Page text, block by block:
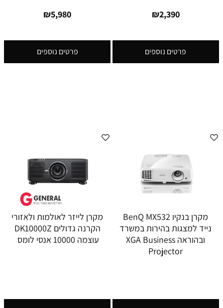
₪2,390
פרטים נוספים
₪5,980
פרטים נוספים
מקרן בנקיו BenQ MX532
נייד למצגות בהירות במשרד
ובהוראה XGA Business
Projector
מקרן לייזר לאולמות ולאזורי
הקרנה גדולים DK10000Z
עוצמה 10000 אנסי לומס